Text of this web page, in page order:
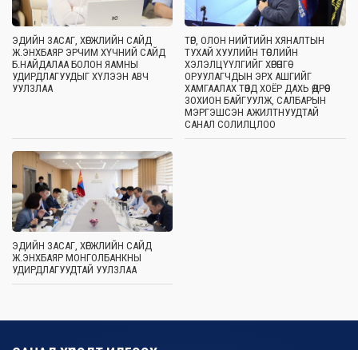
ЭДИЙН ЗАСАГ, ХӨГЖЛИЙН САЙД
Ж.ЭНХБАЯР ЭРЧИМ ХҮЧНИЙ САЙД
Б.НАЙДАЛАА БОЛОН ЯАМНЫ
УДИРДЛАГУУДЫГ ХҮЛЭЭН АВЧ
УУЛЗЛАА
ТӨР, ОЛОН НИЙТИЙН ХЯНАЛТЫН
ТУХАЙ ХУУЛИЙН ТӨСЛИЙН
ХЭЛЭЛЦҮҮЛГИЙГ ХӨРӨНГӨ
ОРУУЛАГЧДЫН ЭРХ АШГИЙГ
ХАМГААЛАХ ТӨВД ХОЁР ДАХЬ ӨДРӨӨ
ЗОХИОН БАЙГУУЛЖ, САЛБАРЫН
МЭРГЭШСЭН АЖИЛТНУУДТАЙ
САНАЛ СОЛИЛЦЛОО
ЭДИЙН ЗАСАГ, ХӨГЖЛИЙН САЙД
Ж.ЭНХБАЯР МОНГОЛБАНКНЫ
УДИРДЛАГУУДТАЙ УУЛЗЛАА